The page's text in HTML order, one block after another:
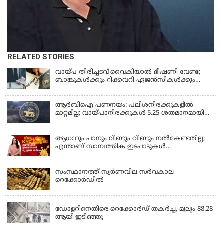
RELATED STORIES
വായ്പ തിരിച്ചടവ് വൈകിയാൽ ഭീഷണി വേണ്ട;
ബാങ്കുകൾക്കും റിക്കവറി ഏജൻസികൾക്കും
ഇഎംഐ മുടങ്ങിയാല്‍ സ്മാര്‍ട്ട് ഫോണ്‍ ലോക്ക്
ആകുമോ? ആര്‍ബിഐയുടെ പുതിയ
നിര്‍ദേശങ്ങള്‍
ആർബിഐ പണനയം: പലിശനിരക്കുകളിൽ
മാറ്റമില്ല; വായ്പാനിരക്കുകൾ 5.25 ശതമാനമായി
ആധാറും പാനും വീണ്ടും വീണ്ടും നൽകേണ്ടതില്ല;
എന്താണ് സാമ്പത്തിക ഇടപാടുകൾ
സംസ്ഥാനത്ത് സ്വര്‍ണവില സര്‍വകാല
റെക്കോര്‍ഡില്‍
ഡോളറിനെതിരെ റെക്കോർഡ് തകർച്ച, മൂല്യം 88.28
ആയി ഇടിഞ്ഞു